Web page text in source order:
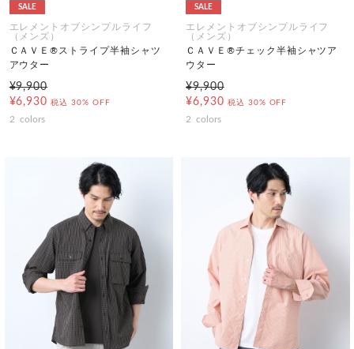
SALE
エレメントオブシンプルライフ
（メンズ）
ＣＡＶＥ®ストライプ半袖シャツ
アウター
¥9,900
¥6,930 税込 30% OFF
2 colors
SALE
エレメントオブシンプルライフ
（メンズ）
ＣＡＶＥ®チェック半袖シャツア
ウター
¥9,900
¥6,930 税込 30% OFF
2 colors